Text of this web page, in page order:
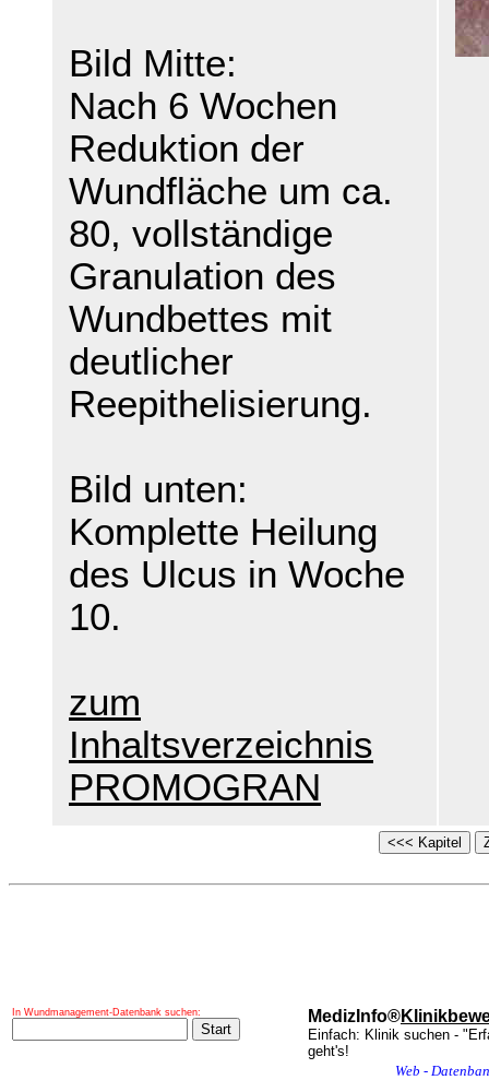
Bild Mitte:
Nach 6 Wochen
Reduktion der
Wundfläche um ca.
80, vollständige
Granulation des
Wundbettes mit
deutlicher
Reepithelisierung.
Bild unten:
Komplette Heilung
des Ulcus in Woche
10.
zum
Inhaltsverzeichnis
PROMOGRAN
In Wundmanagement-Datenbank suchen: MedizInfo®
Einfach: Klinik suchen -
geht's!
Web -